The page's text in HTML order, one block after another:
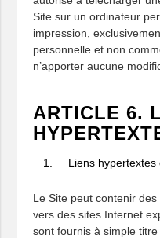
Site sur un ordinateur
impression,
personnelle et non
n’apporter aucune
ARTICLE 6.
Liens hypertextes
Le Site peut contenir
vers des sites Internet
sont fournis à simple